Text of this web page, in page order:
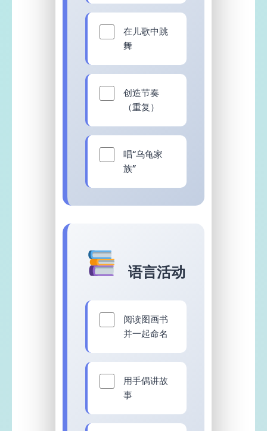
在儿歌中跳
舞
创造节奏
（重复）
唱“乌龟家
族”
语言活动
阅读图画书
并一起命名
用手偶讲故
事